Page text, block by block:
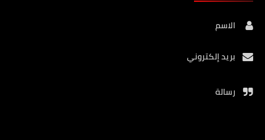
الاسم
بريد إلكتروني
رسالة